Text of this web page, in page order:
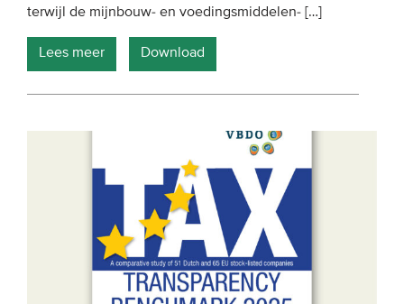
terwijl de mijnbouw- en voedingsmiddelen- […]
Lees meer Download